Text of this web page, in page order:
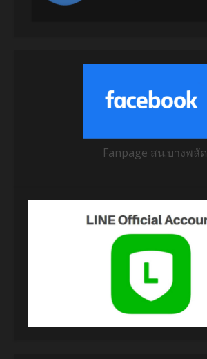
Fanpage สน.บางพลัด